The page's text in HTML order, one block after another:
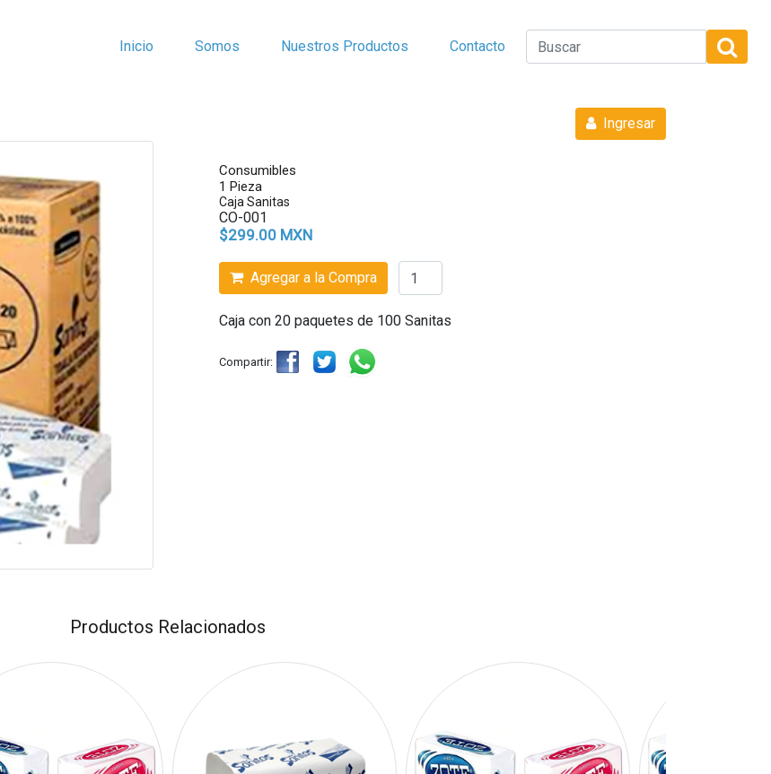
Inicio Somos Nuestros Productos Contacto
Ingresar
Consumibles
1 Pieza
Caja Sanitas
CO-001
$299.00 MXN
Agregar a la Compra
Caja con 20 paquetes de 100 Sanitas
Compartir:
Productos Relacionados